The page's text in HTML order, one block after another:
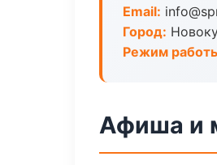
Email:
Город:
Режим
Афиша и